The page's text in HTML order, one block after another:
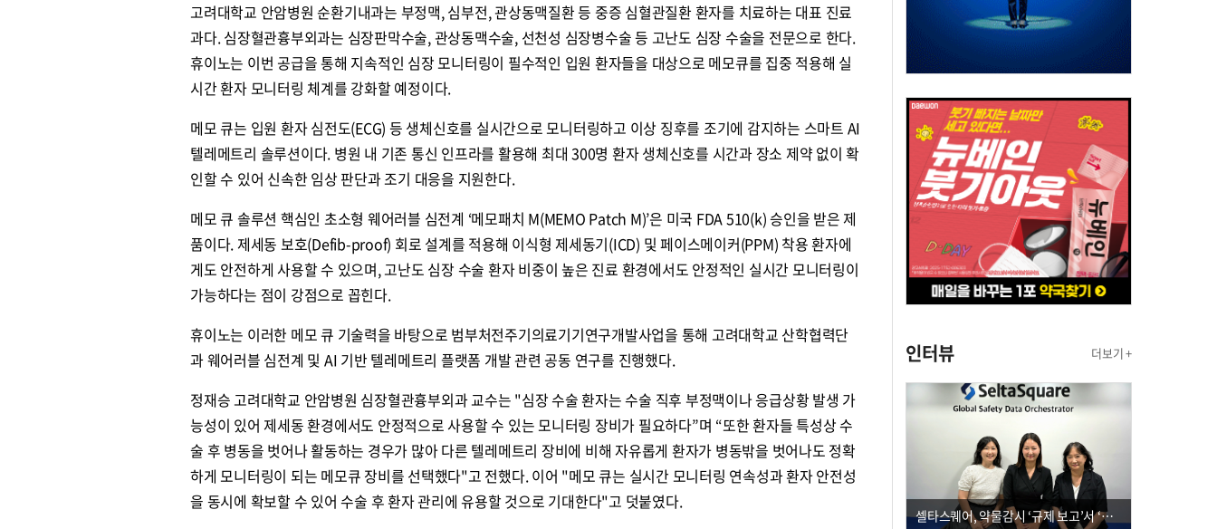
고려대학교 안암병원 순환기내과는 부정맥, 심부전, 관상동맥질환 등 중증 심혈관질환 환자를 치료하는 대표 진료
과다. 심장혈관흉부외과는 심장판막수술, 관상동맥수술, 선천성 심장병수술 등 고난도 심장 수술을 전문으로 한다.
휴이노는 이번 공급을 통해 지속적인 심장 모니터링이 필수적인 입원 환자들을 대상으로 메모큐를 집중 적용해 실
시간 환자 모니터링 체계를 강화할 예정이다.
메모 큐는 입원 환자 심전도(ECG) 등 생체신호를 실시간으로 모니터링하고 이상 징후를 조기에 감지하는 스마트 AI
텔레메트리 솔루션이다. 병원 내 기존 통신 인프라를 활용해 최대 300명 환자 생체신호를 시간과 장소 제약 없이 확
인할 수 있어 신속한 임상 판단과 조기 대응을 지원한다.
메모 큐 솔루션 핵심인 초소형 웨어러블 심전계 ‘메모패치 M(MEMO Patch M)’은 미국 FDA 510(k) 승인을 받은 제
품이다. 제세동 보호(Defib-proof) 회로 설계를 적용해 이식형 제세동기(ICD) 및 페이스메이커(PPM) 착용 환자에
게도 안전하게 사용할 수 있으며, 고난도 심장 수술 환자 비중이 높은 진료 환경에서도 안정적인 실시간 모니터링이
가능하다는 점이 강점으로 꼽힌다.
휴이노는 이러한 메모 큐 기술력을 바탕으로 범부처전주기의료기기연구개발사업을 통해 고려대학교 산학협력단
과 웨어러블 심전계 및 AI 기반 텔레메트리 플랫폼 개발 관련 공동 연구를 진행했다.
정재승 고려대학교 안암병원 심장혈관흉부외과 교수는 "심장 수술 환자는 수술 직후 부정맥이나 응급상황 발생 가
능성이 있어 제세동 환경에서도 안정적으로 사용할 수 있는 모니터링 장비가 필요하다”며 “또한 환자들 특성상 수
술 후 병동을 벗어나 활동하는 경우가 많아 다른 텔레메트리 장비에 비해 자유롭게 환자가 병동밖을 벗어나도 정확
하게 모니터링이 되는 메모큐 장비를 선택했다"고 전했다. 이어 "메모 큐는 실시간 모니터링 연속성과 환자 안전성
을 동시에 확보할 수 있어 수술 후 환자 관리에 유용할 것으로 기대한다"고 덧붙였다.
인터뷰 더보기 +
셀타스퀘어, 약물감시 ‘규제 보고’서 ‘데이터 의사결정’으로 "PVX 전환 요구 커진다"